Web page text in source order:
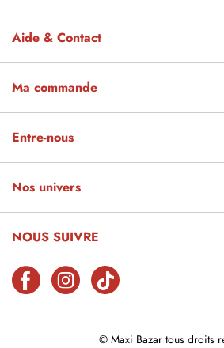
Aide & Contact
Ma commande
Entre-nous
Nos univers
NOUS SUIVRE
© Maxi Bazar tous droits